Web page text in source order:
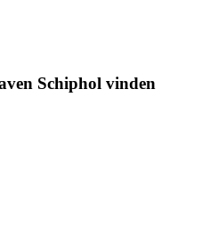
Schiphol vinden